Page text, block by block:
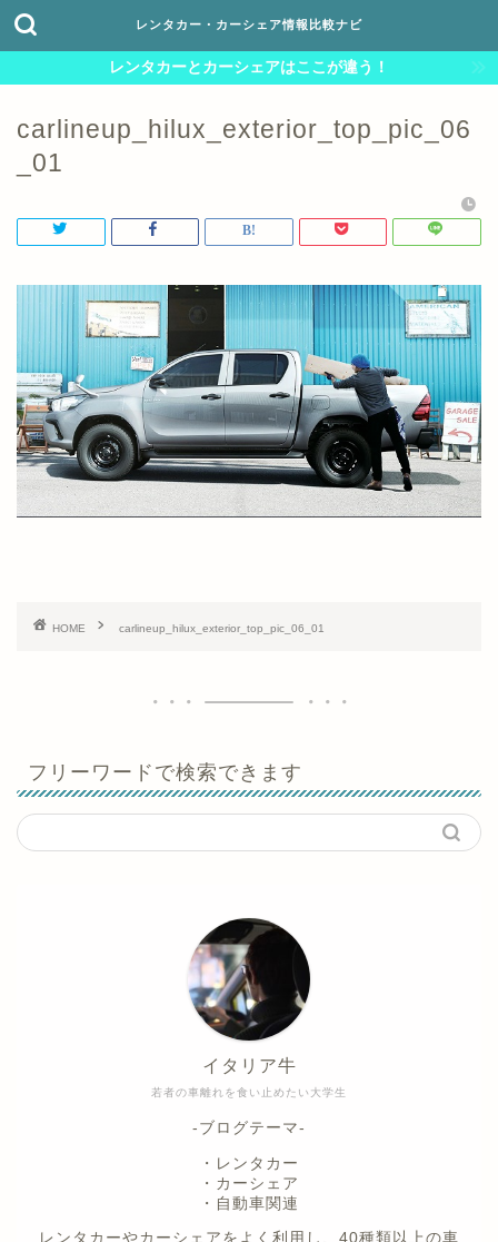
レンタカー・カーシェア情報比較ナビ
レンタカーとカーシェアはここが違う！
carlineup_hilux_exterior_top_pic_06
_01
HOME carlineup_hilux_exterior_top_pic_06_01
フリーワードで検索できます
若者の車離れを食い止めたい大学生
イタリア牛
-ブログテーマ-
・レンタカー
・カーシェア
・自動車関連
レンタカーやカーシェアをよく利用し、40種類以上の車